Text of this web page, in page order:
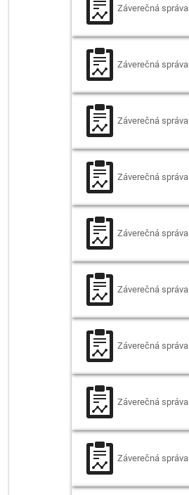
Záverečná správa
Záverečná správa
Záverečná správa
Záverečná správa
Záverečná správa
Záverečná správa
Záverečná správa
Záverečná správa
Záverečná správa